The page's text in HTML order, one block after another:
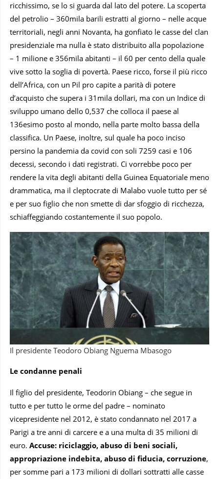
ricchissimo, se lo si guarda dal lato del potere. La scoperta
del petrolio – 360mila barili estratti al giorno – nelle acque
territoriali, negli anni Novanta, ha gonfiato le casse del clan
presidenziale ma nulla è stato distribuito alla popolazione
– 1 milione e 356mila abitanti – il 60 per cento della quale
vive sotto la soglia di povertà. Paese ricco, forse il più ricco
dell’Africa, con un Pil pro capite a parità di potere
d’acquisto che supera i 31mila dollari, ma con un Indice di
sviluppo umano dello 0,537 che colloca il paese al
136esimo posto al mondo, nella parte molto bassa della
classifica. Un Paese, inoltre, sul quale ha poco inciso
persino la pandemia da covid con soli 7259 casi e 106
decessi, secondo i dati registrati. Ci vorrebbe poco per
rendere la vita degli abitanti della Guinea Equatoriale meno
drammatica, ma il cleptocrate di Malabo vuole tutto per sé
e per suo figlio che non smette di dar sfoggio di ricchezza,
schiaffeggiando costantemente il suo popolo.
Il presidente Teodoro Obiang Nguema Mbasogo
Le condanne penali
Il figlio del presidente, Teodorin Obiang – che segue in
tutto e per tutto le orme del padre – nominato
vicepresidente nel 2012, è stato condannato nel 2017 a
Parigi a tre anni di carcere e a una multa di 35 milioni di
euro. Accuse: riciclaggio, abuso di beni sociali,
appropriazione indebita, abuso di fiducia, corruzione,
per somme pari a 173 milioni di dollari sottratti alle casse